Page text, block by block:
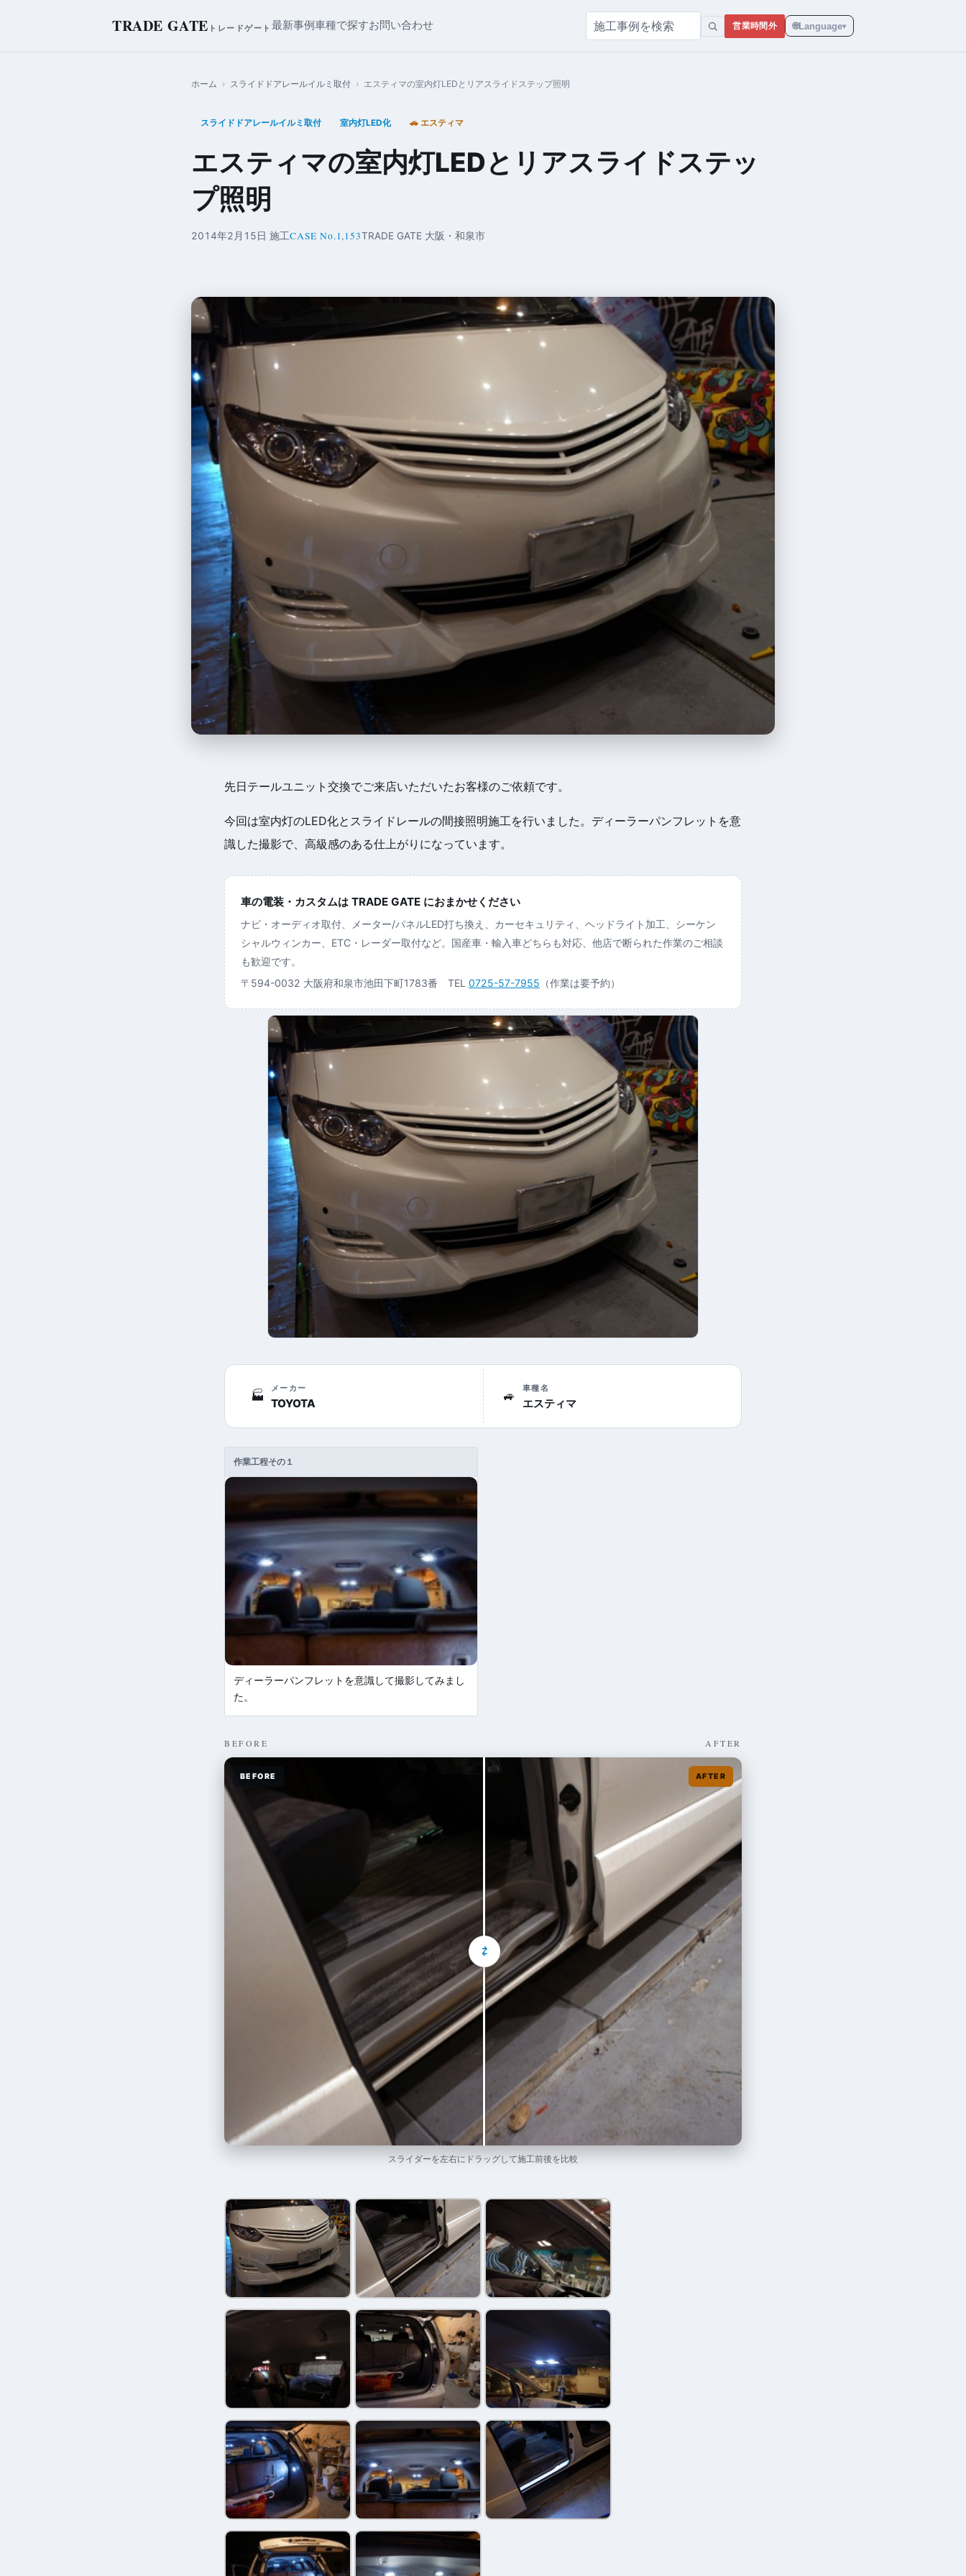
TRADE GATE トレードゲート 最新事例車種で探すお問い合わせ 営業時間外 🌐Language▾
ホーム › スライドドアレールイルミ取付 › エスティマの室内灯LEDとリアスライドステップ照明
スライドドアレールイルミ取付 室内灯LED化 🚗 エスティマ
エスティマの室内灯LEDとリアスライドステッ
プ照明
2014年2月15日 施工CASE No.1,153TRADE GATE 大阪・和泉市
先日テールユニット交換でご来店いただいたお客様のご依頼です。
今回は室内灯のLED化とスライドレールの間接照明施工を行いました。ディーラーパンフレットを意
識した撮影で、高級感のある仕上がりになっています。
車の電装・カスタムは TRADE GATE におまかせください
ナビ・オーディオ取付、メーター/パネルLED打ち換え、カーセキュリティ、ヘッドライト加工、シーケン
シャルウィンカー、ETC・レーダー取付など。国産車・輸入車どちらも対応、他店で断られた作業のご相談
も歓迎です。
〒594-0032 大阪府和泉市池田下町1783番 TEL 0725-57-7955 （作業は要予約）
🏭
メーカー
TOYOTA
🚙
車種名
エスティマ
作業工程その１
ディーラーパンフレットを意識して撮影してみまし
た。
BEFORE AFTER
BEFORE AFTER
⇄
スライダーを左右にドラッグして施工前後を比較